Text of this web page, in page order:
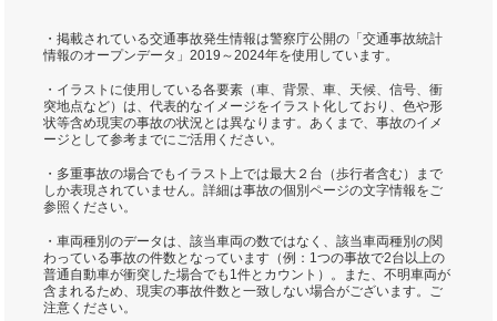
・掲載されている交通事故発生情報は警察庁公開の「交通事故統計
情報のオープンデータ」2019～2024年を使用しています。
・イラストに使用している各要素（車、背景、車、天候、信号、衝
突地点など）は、代表的なイメージをイラスト化しており、色や形
状等含め現実の事故の状況とは異なります。あくまで、事故のイメ
ージとして参考までにご活用ください。
・多重事故の場合でもイラスト上では最大２台（歩行者含む）まで
しか表現されていません。詳細は事故の個別ページの文字情報をご
参照ください。
・車両種別のデータは、該当車両の数ではなく、該当車両種別の関
わっている事故の件数となっています（例：1つの事故で2台以上の
普通自動車が衝突した場合でも1件とカウント）。また、不明車両が
含まれるため、現実の事故件数と一致しない場合がございます。ご
注意ください。